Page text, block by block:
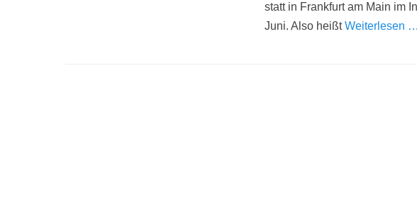
statt in Frankfurt am Main im
Juni. Also heißtWeiterlesen …